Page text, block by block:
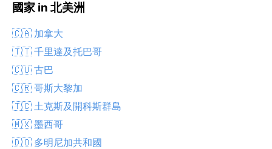
國家 in 北美洲
🇨🇦 加拿大
🇹🇹 千里達及托巴哥
🇨🇺 古巴
🇨🇷 哥斯大黎加
🇹🇨 土克斯及開科斯群島
🇲🇽 墨西哥
🇩🇴 多明尼加共和國